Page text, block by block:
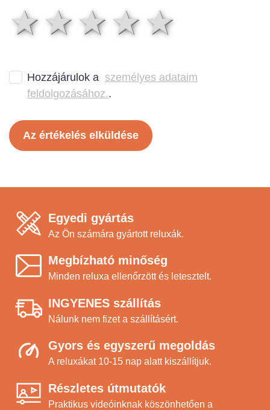
4
3 csillag
2 csillag
1 csillag
Hozzájárulok a személyes adataim
feldolgozásához..
Az értékelés elküldése
Egyedi gyártás
Az Ön számára gyártott reluxák.
Megbízható minőség
Minden reluxa ellenőrzött és letesztelt.
INGYENES szállítás
Nálunk nem fizet a szállításért.
Gyors és egyszerű megoldás
A reluxákat 10-15 nap alatt kiszállítjuk.
Részletes útmutatók
Praktikus videóinknak köszönhetően a